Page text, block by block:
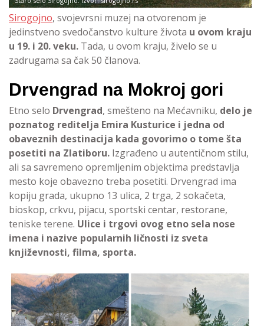
Sirogojno, svojevrsni muzej na otvorenom je
jedinstveno svedočanstvo kulture života u ovom kraju
u 19. i 20. veku. Tada, u ovom kraju, živelo se u
zadrugama sa čak 50 članova.
Drvengrad na Mokroj gori
Etno selo Drvengrad, smešteno na Mećavniku, delo je
poznatog reditelja Emira Kusturice i jedna od
obaveznih destinacija kada govorimo o tome šta
posetiti na Zlatiboru. Izgrađeno u autentičnom stilu,
ali sa savremeno opremljenim objektima predstavlja
mesto koje obavezno treba posetiti. Drvengrad ima
kopiju grada, ukupno 13 ulica, 2 trga, 2 sokačeta,
bioskop, crkvu, pijacu, sportski centar, restorane,
teniske terene. Ulice i trgovi ovog etno sela nose
imena i nazive popularnih ličnosti iz sveta
književnosti, filma, sporta.